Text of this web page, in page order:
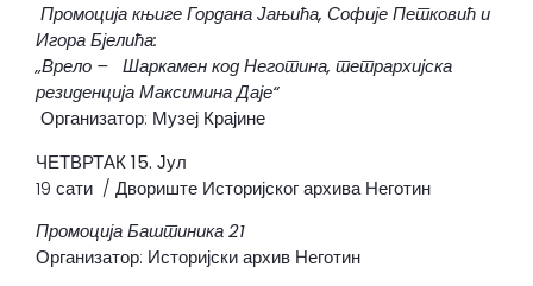
Промоција књиге Гордана Јањића, Софије Петковић и
Игора Бјелића:
„Врело – Шаркамен код Неготина, тетрархијска
резиденција Максимина Даје“
Организатор: Музеј Крајине
ЧЕТВРТАК 15. Јул
19 сати / Двориште Историјског архива Неготин
Промоција Баштиника 21
Организатор: Историјски архив Неготин